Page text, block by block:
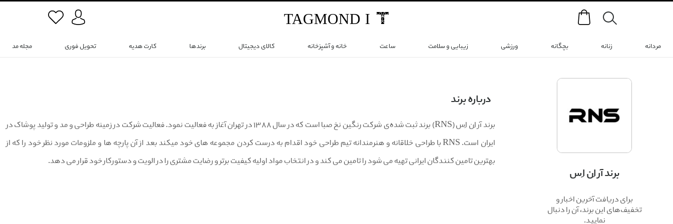
Search
TAGMOND I
مردانه زنانه بچگانه ورزشی زیبایی و سلامت ساعت خانه و آشپزخانه کالای دیجیتال برندها کارت هدیه تحویل فوری مجله مد
برند آر اِن اِس
برای دریافت آخرین اخبار و
تخفیف‌های این برند، آن را دنبال
نمایید.
درباره برند
برند آر اِن اِس (RNS) برند ثبت شده‌ی شرکت رنگین نخ صبا است که در سال ۱۳۸۸ در تهران آغاز به فعالیت نمود. فعالیت شرکت در زمینه طراحی و مد و تولید پوشاک در
ایران است. RNS با طراحی خلاقانه و هنرمندانه تیم طراحی خود اقدام به درست کردن مجموعه های خود میکند بعد از آن پارچه ها و ملزومات مورد نظر خود را که از
بهترین تامین کنندگان ایرانی تهیه می شود را تامین می کند و در انتخاب مواد اولیه کیفیت برتر و رضایت مشتری را در الویت و دستورکار خود قرار می دهد.